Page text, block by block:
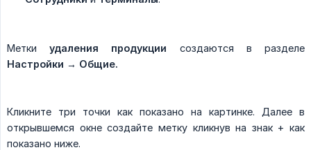
Меткиудаления продукции создаются в разделе
Настройки → Общие.
Кликните три точки как показано на картинке. Далее в
открывшемся окне создайте метку кликнув на знак + как
показано ниже.